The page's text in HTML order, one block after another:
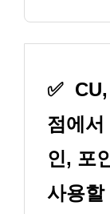
✅
점에
인, 포
사용할